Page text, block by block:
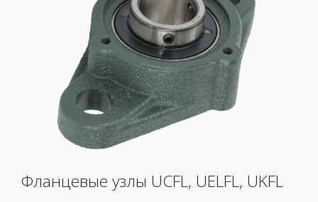
Фланцевые узлы UCFL, UELFL, UKFL